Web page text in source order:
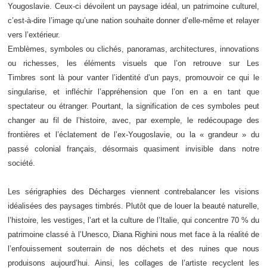
Yougoslavie. Ceux-ci dévoilent un paysage idéal, un patrimoine culturel,
c’est-à-dire l’image qu’une nation souhaite donner d’elle-même et relayer
vers l’extérieur.
Emblèmes, symboles ou clichés, panoramas, architectures, innovations
ou richesses, les éléments visuels que l’on retrouve sur
Les
Timbres sont là pour vanter l’identité d’un pays, promouvoir ce qui le
singularise, et infléchir l’appréhension que l’on en a en tant que
spectateur ou étranger. Pourtant, la signification de ces symboles peut
changer au fil de l’histoire, avec, par exemple, le redécoupage des
frontières et l’éclatement de l’ex-Yougoslavie, ou la « grandeur » du
passé colonial français, désormais quasiment invisible dans notre
société.
Les sérigraphies des Décharges viennent contrebalancer les visions
idéalisées des paysages timbrés. Plutôt que de louer la beauté naturelle,
l’histoire, les vestiges, l’art et la culture de l’Italie, qui concentre 70 % du
patrimoine classé à l’Unesco, Diana Righini nous met face à la réalité de
l’enfouissement souterrain de nos déchets et des ruines que nous
produisons aujourd’hui. Ainsi, les collages de l’artiste recyclent les